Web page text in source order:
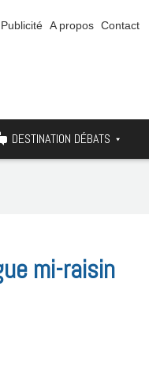
Publicité A propos Contact
DESTINATION DÉBATS
mi-raisin